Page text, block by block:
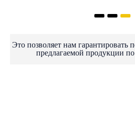
Это позволяет нам гарантировать
предлагаемой продукции